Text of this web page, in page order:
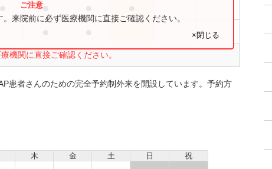
●
機関に直接ご確認ください。
来院前に必ず医療機関に直接ご確認ください。
×閉じる
患者さんのための完全予約制外来を開設しています。予約方
木 金 土 日 祝